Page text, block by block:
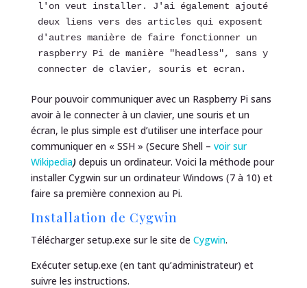
l'on veut installer. J'ai également ajouté
deux liens vers des articles qui exposent
d'autres manière de faire fonctionner un
raspberry Pi de manière "headless", sans y
connecter de clavier, souris et ecran.
Pour pouvoir communiquer avec un Raspberry Pi sans
avoir à le connecter à un clavier, une souris et un
écran, le plus simple est d’utiliser une interface pour
communiquer en « SSH » (Secure Shell – voir sur
Wikipedia)depuis un ordinateur. Voici la méthode pour
installer Cygwin sur un ordinateur Windows (7 à 10) et
faire sa première connexion au Pi.
Installation de Cygwin
Télécharger setup.exe sur le site de Cygwin.
Exécuter setup.exe (en tant qu’administrateur) et
suivre les instructions.